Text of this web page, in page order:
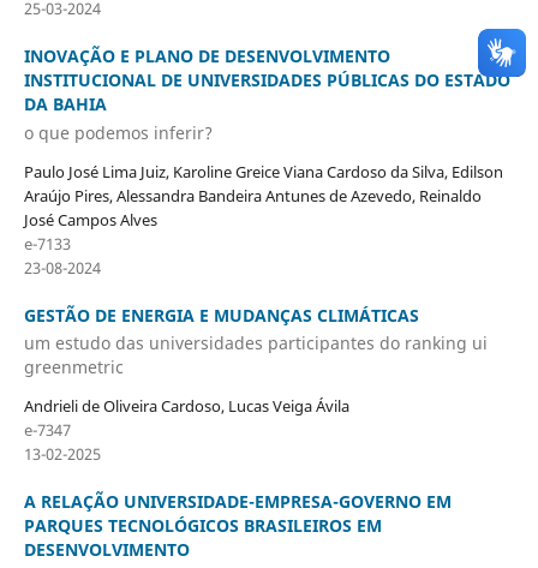
25-03-2024
INOVAÇÃO E PLANO DE DESENVOLVIMENTO
INSTITUCIONAL DE UNIVERSIDADES PÚBLICAS DO ESTADO
DA BAHIA
o que podemos inferir?
Paulo José Lima Juiz, Karoline Greice Viana Cardoso da Silva, Edilson
Araújo Pires, Alessandra Bandeira Antunes de Azevedo, Reinaldo
José Campos Alves
e-7133
23-08-2024
GESTÃO DE ENERGIA E MUDANÇAS CLIMÁTICAS
um estudo das universidades participantes do ranking ui
greenmetric
Andrieli de Oliveira Cardoso, Lucas Veiga Ávila
e-7347
13-02-2025
A RELAÇÃO UNIVERSIDADE-EMPRESA-GOVERNO EM
PARQUES TECNOLÓGICOS BRASILEIROS EM
DESENVOLVIMENTO